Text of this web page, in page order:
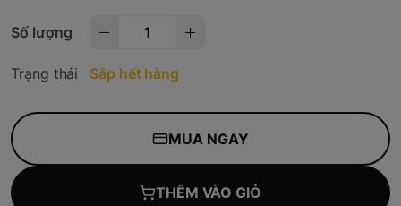
Số lượng
Trạng thái Sắp hết hàng
MUA NGAY
THÊM VÀO GIỎ